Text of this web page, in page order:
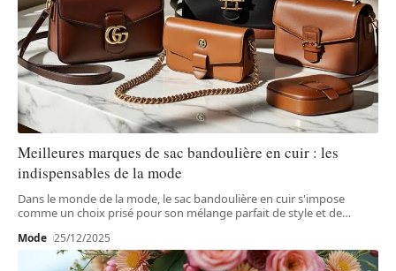
Meilleures marques de sac bandoulière en cuir : les
indispensables de la mode
Dans le monde de la mode, le sac bandoulière en cuir s'impose
comme un choix prisé pour son mélange parfait de style et de…
Mode 25/12/2025